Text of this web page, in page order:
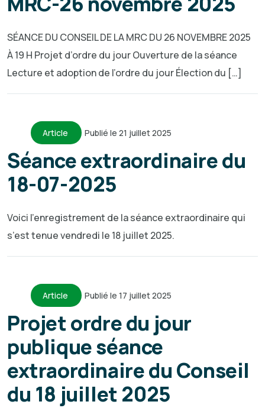
SÉANCE DU CONSEIL DE LA MRC DU 26 NOVEMBRE 2025
À 19 H Projet d’ordre du jour Ouverture de la séance
Lecture et adoption de l’ordre du jour Élection du […]
Article Publié le 21 juillet 2025
Séance extraordinaire du
18-07-2025
Voici l’enregistrement de la séance extraordinaire qui
s’est tenue vendredi le 18 juillet 2025.
Article Publié le 17 juillet 2025
Projet ordre du jour
publique séance
extraordinaire du Conseil
du 18 juillet 2025